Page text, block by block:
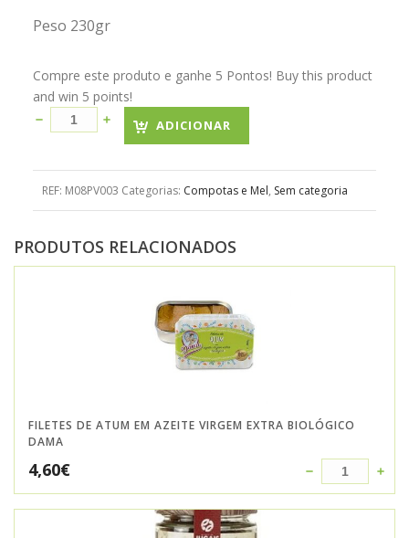
Peso 230gr
Compre este produto e ganhe 5 Pontos! Buy this product
and win 5 points!
ADICIONAR
REF: M08PV003 Categorias: Compotas e Mel, Sem categoria
PRODUTOS RELACIONADOS
FILETES DE ATUM EM AZEITE VIRGEM EXTRA BIOLÓGICO
DAMA
4,60€